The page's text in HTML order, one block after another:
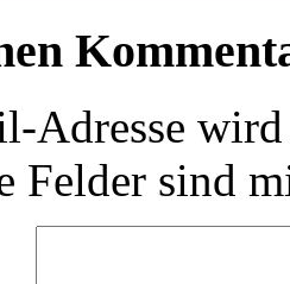
Adresse
Felder sind